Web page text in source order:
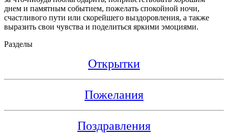
днем и памятным событием, пожелать спокойной ночи,
счастливого пути или скорейшего выздоровления, а также
выразить свои чувства и поделиться яркими эмоциями.
Разделы
Открытки
Пожелания
Поздравления